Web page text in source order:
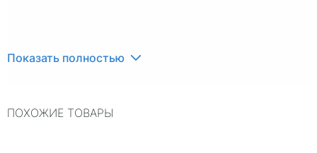
Показать полностью
ПОХОЖИЕ ТОВАРЫ